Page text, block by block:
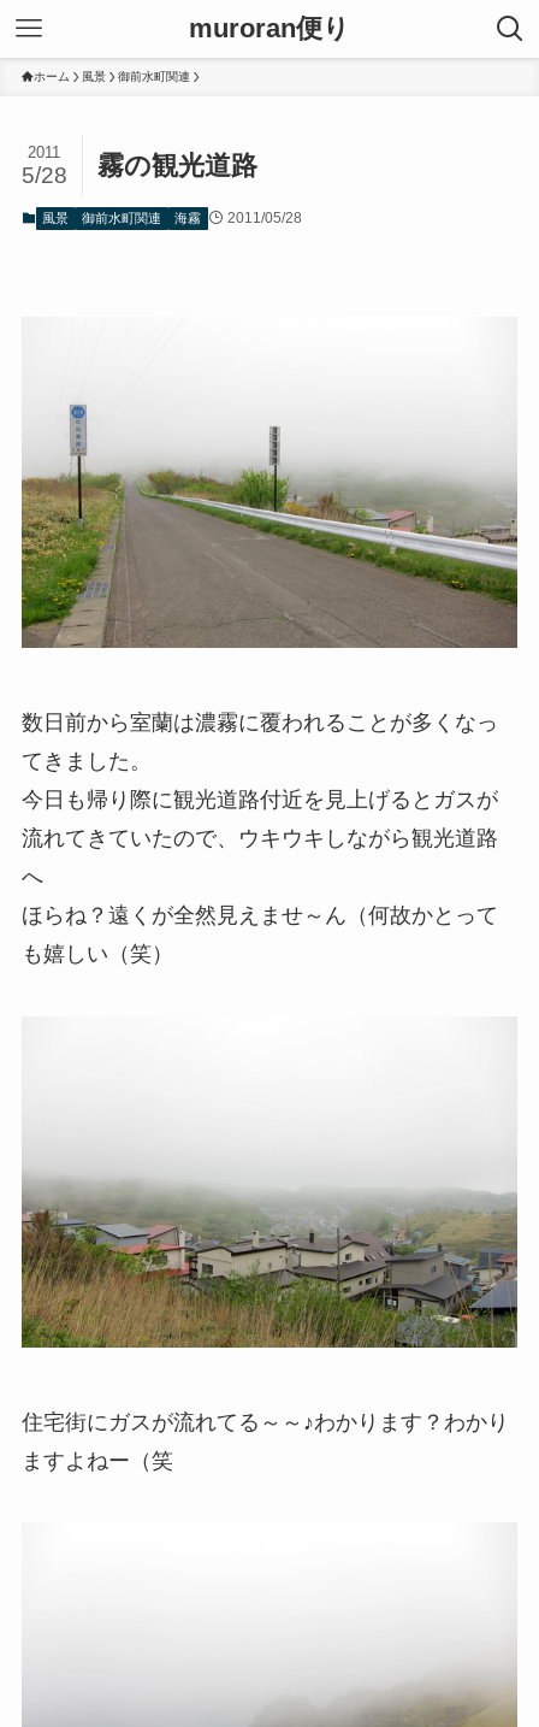
muroran便り
ホーム 風景 御前水町関連
霧の観光道路
2011
5/28
風景 御前水町関連 海霧 2011/05/28
数日前から室蘭は濃霧に覆われることが多くなっ
てきました。
今日も帰り際に観光道路付近を見上げるとガスが
流れてきていたので、ウキウキしながら観光道路
へ
ほらね？遠くが全然見えませ～ん（何故かとって
も嬉しい（笑）
住宅街にガスが流れてる～～♪わかります？わかり
ますよねー（笑